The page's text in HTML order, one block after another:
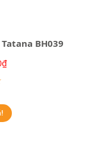
BH039
₫
tùy chọn